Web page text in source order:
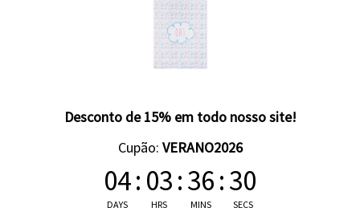
Desconto de 15% em todo nosso site!
Cupão: VERANO2026
04
DAYS
: 03
HRS
:36
MINS
:29
SECS